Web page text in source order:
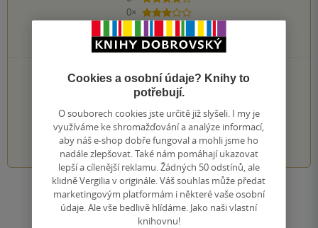
0×
3 hvězdičky
0×
1 hvezdička
PŘIDEJTE SVÉ HODNOCENÍ KNIHY
Hodnocení našich knihkupců: 0.0 z 5
1 2 3 4 5
Zobrazit všechna hodnocení
Cookies a osobní údaje? Knihy to
potřebují.
O souborech cookies jste určitě již slyšeli. I my je
využíváme ke shromažďování a analýze informací,
aby náš e-shop dobře fungoval a mohli jsme ho
nadále zlepšovat. Také nám pomáhají ukazovat
lepší a cílenější reklamu. Žádných 50 odstínů, ale
klidně Vergilia v originále. Váš souhlas může předat
marketingovým platformám i některé vaše osobní
údaje. Ale vše bedlivě hlídáme. Jako naši vlastní
knihovnu!